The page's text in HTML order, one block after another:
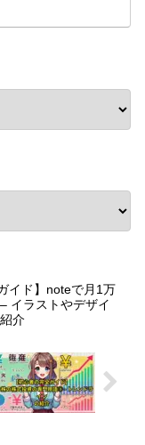
イド】noteで月1万
イラストやデザイ
する の紹介